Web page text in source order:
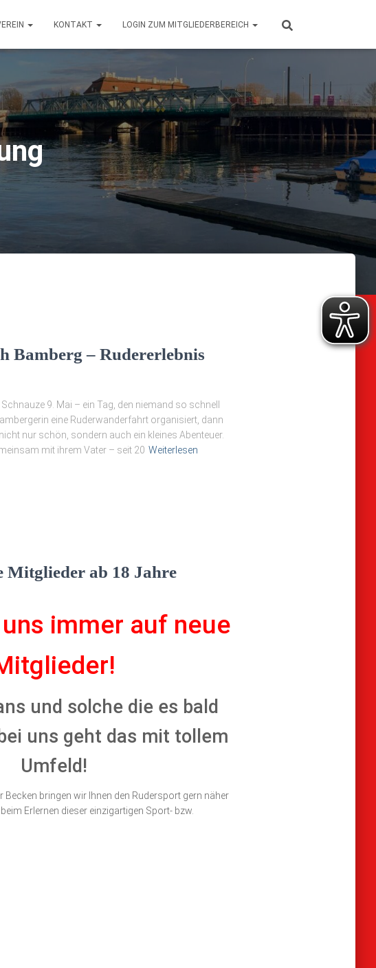
KONTAKT LOGIN ZUM MITGLIEDERBEREICH
Bamberg – Rudererlebnis
9. Mai – ein Tag, den niemand so schnell
eine Ruderwanderfahrt organisiert, dann
nur schön, sondern auch ein kleines Abenteuer.
mit ihrem Vater – seit 20 Weiterlesen
Mitglieder ab 18 Jahre
immer auf neue
und solche die es bald
uns geht das mit tollem
Umfeld!
bringen wir Ihnen den Rudersport gern näher
beim Erlernen dieser einzigartigen Sport- bzw.